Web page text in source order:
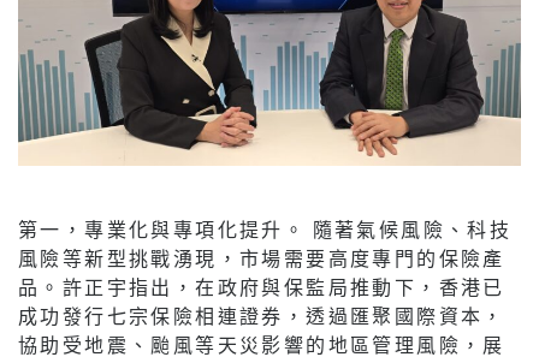
第一，專業化與專項化提升。 隨著氣候風險、科技
風險等新型挑戰湧現，市場需要高度專門的保險產
品。許正宇指出，在政府與保監局推動下，香港已
成功發行七宗保險相連證券，透過匯聚國際資本，
協助受地震、颱風等天災影響的地區管理風險，展